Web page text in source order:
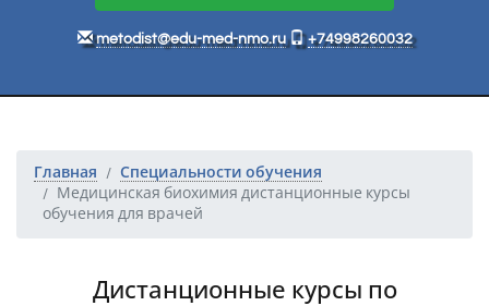
metodist@edu-med-nmo.ru +74998260032
Главная
Специальности обучения
Медицинская биохимия дистанционные курсы
обучения для врачей
Дистанционные курсы по